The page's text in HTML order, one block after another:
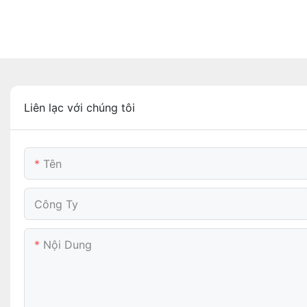
Liên lạc với chúng tôi
Tên
Công Ty
Nội Dung